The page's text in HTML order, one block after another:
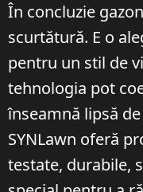
În concluzie
scurtătură. E o
pentru un stil de
tehnologia pot
înseamnă lipsă
SYNLawn oferă
testate, durabile,